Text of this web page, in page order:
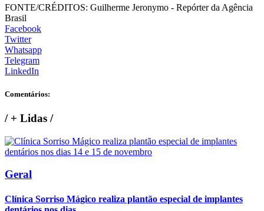
FONTE/CRÉDITOS: Guilherme Jeronymo - Repórter da Agência
Brasil
Facebook
Twitter
Whatsapp
Telegram
LinkedIn
Comentários:
/+ Lidas /
Geral
Clínica Sorriso Mágico realiza plantão especial de implantes